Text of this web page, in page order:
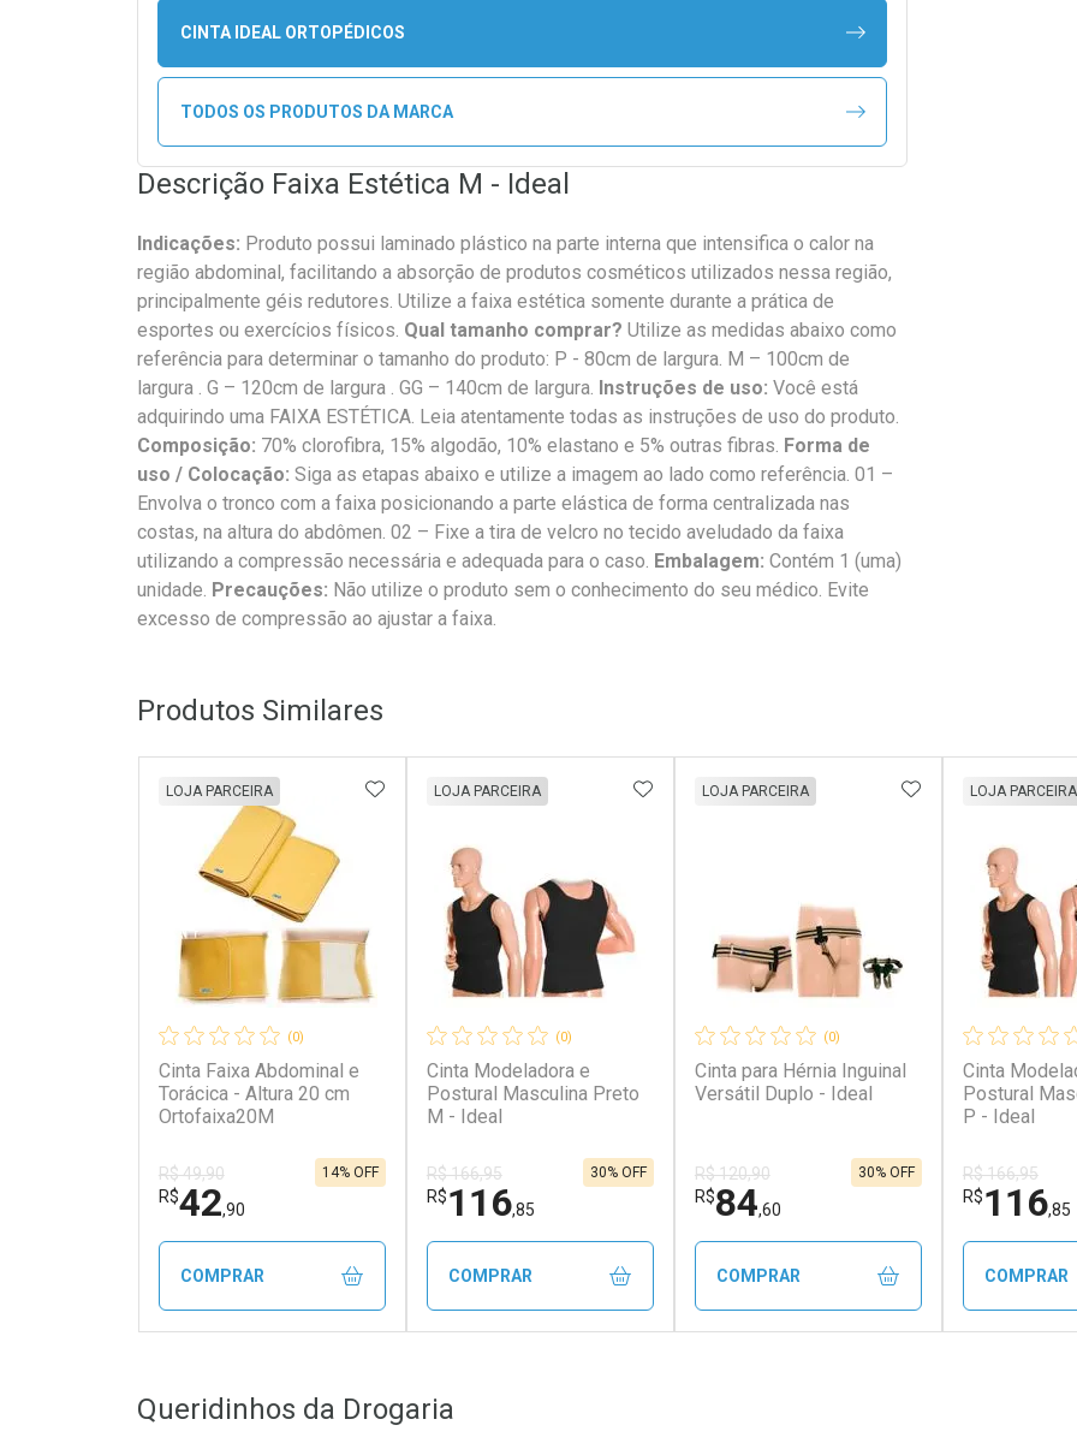
CINTA IDEAL ORTOPÉDICOS
TODOS OS PRODUTOS DA MARCA
Descrição Faixa Estética M - Ideal
Indicações: Produto possui laminado plástico na parte interna que intensifica o calor na
região abdominal, facilitando a absorção de produtos cosméticos utilizados nessa região,
principalmente géis redutores. Utilize a faixa estética somente durante a prática de
esportes ou exercícios físicos. Qual tamanho comprar? Utilize as medidas abaixo como
referência para determinar o tamanho do produto: P - 80cm de largura. M – 100cm de
largura . G – 120cm de largura . GG – 140cm de largura. Instruções de uso: Você está
adquirindo uma FAIXA ESTÉTICA. Leia atentamente todas as instruções de uso do produto.
Composição: 70% clorofibra, 15% algodão, 10% elastano e 5% outras fibras. Forma de
uso / Colocação: Siga as etapas abaixo e utilize a imagem ao lado como referência. 01 –
Envolva o tronco com a faixa posicionando a parte elástica de forma centralizada nas
costas, na altura do abdômen. 02 – Fixe a tira de velcro no tecido aveludado da faixa
utilizando a compressão necessária e adequada para o caso. Embalagem: Contém 1 (uma)
unidade. Precauções: Não utilize o produto sem o conhecimento do seu médico. Evite
excesso de compressão ao ajustar a faixa.
Produtos Similares
(0)
Cinta Faixa Abdominal e
Torácica - Altura 20 cm
Ortofaixa20M
LOJA PARCEIRA
R$ 49,90
R$42,90
14% OFF
ADICIONAR AOS FAVORITOS
COMPRAR
Laboratório
Por Menos
(0)
Cinta Modeladora e
Postural Masculina Preto
M - Ideal
LOJA PARCEIRA
R$ 166,95
R$116,85
30% OFF
ADICIONAR AOS FAVORITOS
COMPRAR
Laboratório
Por Menos
(0)
Cinta para Hérnia Inguinal
Versátil Duplo - Ideal
LOJA PARCEIRA
R$ 120,90
R$84,60
30% OFF
ADICIONAR AOS
COMPRAR
Cinta
Postural
P - Ideal
LOJA PARCEIRA
R$ 166,95
R$116,85
COMPRAR
Queridinhos da Drogaria